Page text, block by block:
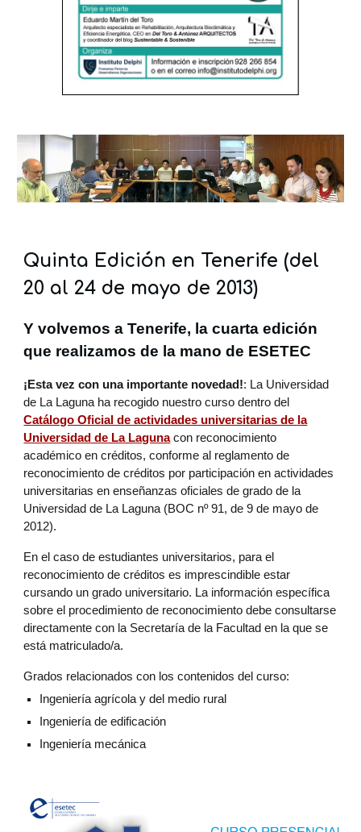
Quinta Edición en Tenerife (del
20 al 24 de mayo de 2013)
Y volvemos a Tenerife, la cuarta edición
que realizamos de la mano de ESETEC
¡Esta vez con una importante novedad!: La Universidad
de La Laguna ha recogido nuestro curso dentro del
Catálogo Oficial de actividades universitarias de la
Universidad de La Lagunacon reconocimiento
académico en créditos, conforme al reglamento de
reconocimiento de créditos por participación en actividades
universitarias en enseñanzas oficiales de grado de la
Universidad de La Laguna (BOC nº 91, de 9 de mayo de
2012).
En el caso de estudiantes universitarios, para el
reconocimiento de créditos es imprescindible estar
cursando un grado universitario. La información específica
sobre el procedimiento de reconocimiento debe consultarse
directamente con la Secretaría de la Facultad en la que se
está matriculado/a.
Grados relacionados con los contenidos del curso:
Ingeniería agrícola y del medio rural
Ingeniería de edificación
Ingeniería mecánica